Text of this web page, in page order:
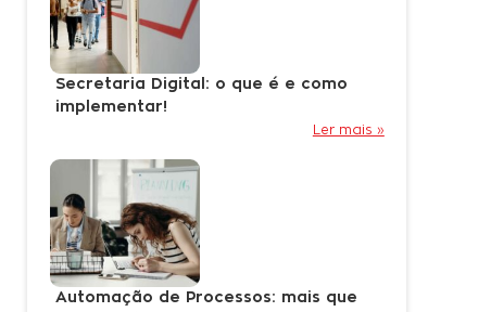
Secretaria Digital: o que é e como
implementar!
Ler mais »
Automação de Processos: mais que